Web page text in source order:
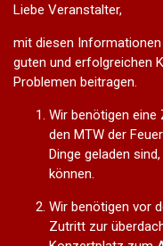
Liebe Veranstalter,
mit diesen
guten und erfolgreichen
Problemen beitragen.
Wir benötigen
den MTW der
Dinge geladen
können.
Wir benötigen vor
Zutritt zur